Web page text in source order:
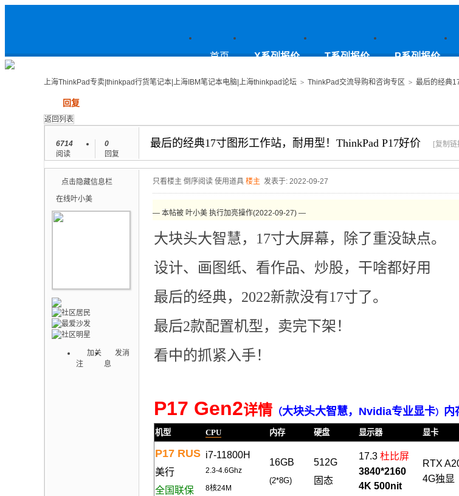
上
海ThinkPad专卖|thinkpad行货笔
记本|上海IBM笔记本电脑|上海
首页 X系列报价 T系列报价 P系列报价
上海ThinkPad专卖|thinkpad行货笔记本|上海IBM笔记本电脑|上海thinkpad论坛 > ThinkPad交流导购和咨询专区 > 最后的经典
回复
返回列表
6714
阅读
0
回复
最后的经典17寸图形工作站，耐用型！ThinkPad P17好价 [复制链
点击隐藏信息栏
在线叶小美
加关
注
发消
息
只看楼主 倒序阅读 使用道具 楼主 发表于: 2022-09-27
— 本帖被 叶小美 执行加亮操作(2022-09-27) —
大块头大智慧，17寸大屏幕，除了重没缺点。
设计、画图纸、看作品、炒股，干啥都好用
最后的经典，2022新款没有17寸了。
最后2款配置机型，卖完下架！
看中的抓紧入手！
P17 Gen2详情 （大块头大智慧，Nvidia专业显卡） 内
机型 CPU 内存 硬盘 显示器 显卡
P17 RUS
美行
全国联保
i7-11800H
2.3-4.6Ghz
8核24M
16GB
(2*8G)
512G
固态
17.3 杜比屏
3840*2160
4K 500nit
RTX
4G独显